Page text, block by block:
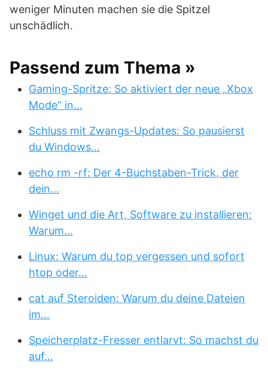
weniger Minuten machen sie die Spitzel
unschädlich.
Passend zum Thema »
Gaming-Spritze: So aktiviert der neue „Xbox
Mode“ in…
Schluss mit Zwangs-Updates: So pausierst
du Windows…
echo rm -rf: Der 4-Buchstaben-Trick, der
dein…
Winget und die Art, Software zu installieren:
Warum…
Linux: Warum du top vergessen und sofort
htop oder…
cat auf Steroiden: Warum du deine Dateien
im…
Speicherplatz-Fresser entlarvt: So machst du
auf…